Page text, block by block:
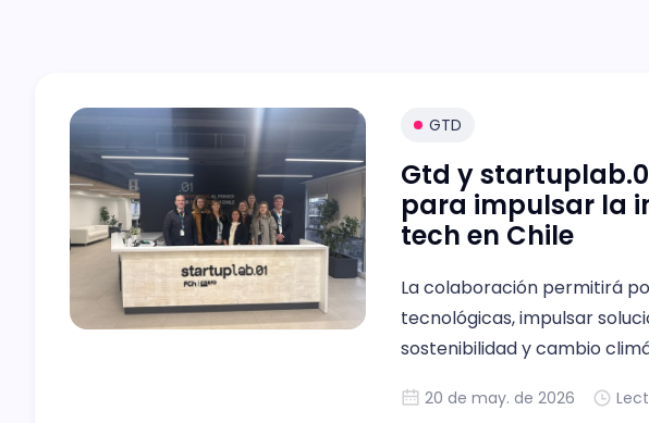
GTD
Gtd y
para impulsar la
tech en Chile
La colaboración permitirá
tecnológicas, impulsar
sostenibilidad y cambio
personas.
20 de may. de 2026